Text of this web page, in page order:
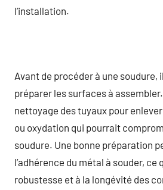
l’installation.
Avant de procéder à une soudure,
préparer les surfaces à
nettoyage des tuyaux pour
ou oxydation qui pourrait
soudure. Une bonne préparation
l’adhérence du métal à souder, ce
robustesse et à la longévité des